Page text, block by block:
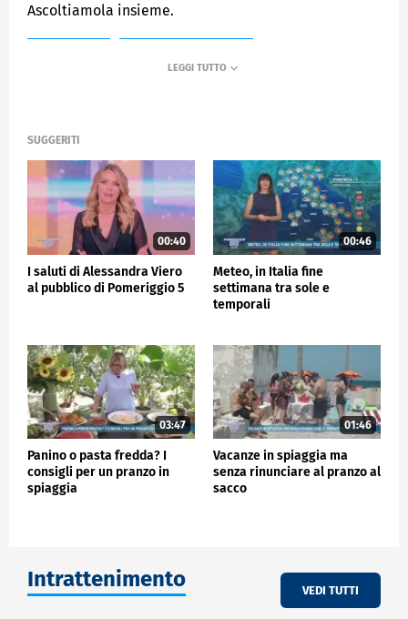
Ascoltiamola insieme.
SUGGERITI
00:40
I saluti di Alessandra Viero
al pubblico di Pomeriggio 5
00:46
Meteo, in Italia fine
settimana tra sole e
temporali
03:47
Panino o pasta fredda? I
consigli per un pranzo in
spiaggia
01:46
Vacanze in spiaggia ma
senza rinunciare al pranzo al
sacco
Intrattenimento VEDI TUTTI